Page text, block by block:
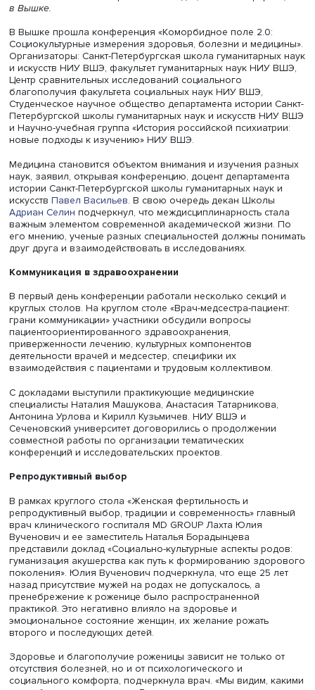
Комплексные исследования здоровья населения
различных наук—в частности, социологии, истории,
демографии, антропологии. Ученые и практики
ключевые вызовы и перспективы медицинына
в Вышке.
В Вышке прошла конференция «Коморбидное поле 2.0:
Социокультурные измерения здоровья, болезни и
Организаторы: Санкт-Петербургская школа
и искусств НИУ ВШЭ, факультет гуманитарных наук
Центр сравнительных исследований социального
благополучия факультета социальных наук НИУ ВШЭ,
Студенческое научное общество департамента истории
Петербургской школы гуманитарных наук и искусств
и Научно-учебная группа «История российской
новые подходы к изучению» НИУ ВШЭ.
Медицина становится объектом внимания и изучения
наук, заявил, открывая конференцию, доцент
искусствПавел Васильев. В свою очередь декан
Адриан Селин подчеркнул, что междисциплинарность
важным элементом современной академической
его мнению, ученые разных специальностей должны
друг друга и взаимодействовать в исследованиях.
В первый день конференции работали несколько
круглых столов. На круглом столе «Врач-медсестра-
грани коммуникации» участники обсудили вопросы
пациентоориентированного здравоохранения,
деятельности врачей и медсестер, специфики их
С докладами выступили практикующие медицинские
специалисты Наталия Машукова, Анастасия
Антонина Урлова и Кирилл Кузьмичев. НИУ ВШЭ и
Сеченовский университет договорились о
совместной работы по организации тематических
конференций и исследовательских проектов.
Репродуктивный выбор
репродуктивный выбор, традиции и современность»
врач клинического госпиталя MD GROUP Лахта Юлия
Вученович и ее заместитель Наталья Борадынцева